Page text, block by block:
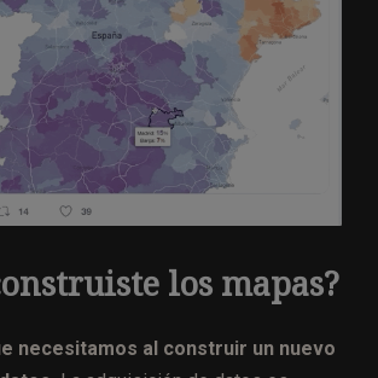
los mapas?
necesitamos al construir un nuevo